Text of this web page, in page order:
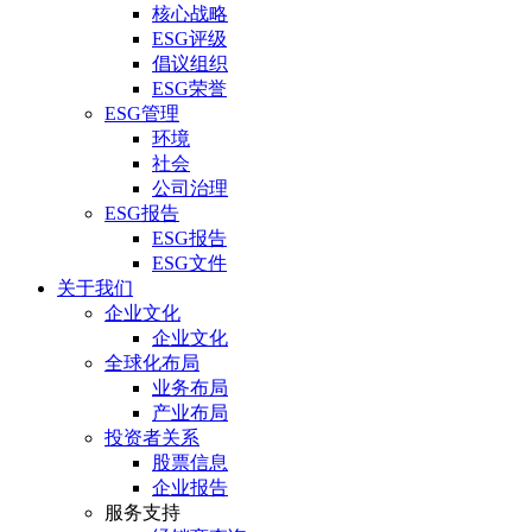
核心战略
ESG评级
倡议组织
ESG荣誉
ESG管理
环境
社会
公司治理
ESG报告
ESG报告
ESG文件
关于我们
企业文化
企业文化
全球化布局
业务布局
产业布局
投资者关系
股票信息
企业报告
服务支持